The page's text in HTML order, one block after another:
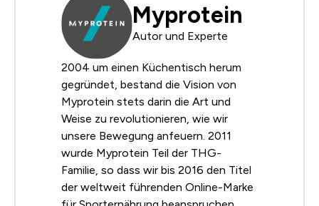
Myprotein
Autor und Experte
2004 um einen Küchentisch herum
gegründet, bestand die Vision von
Myprotein stets darin die Art und
Weise zu revolutionieren, wie wir
unsere Bewegung anfeuern. 2011
wurde Myprotein Teil der THG-
Familie, so dass wir bis 2016 den Titel
der weltweit führenden Online-Marke